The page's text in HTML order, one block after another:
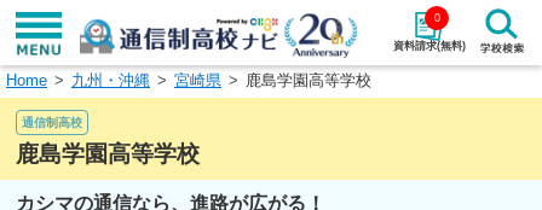
資料請求(無料)
0
学校名で探す
Home 九州・沖縄 宮崎県 鹿島学園高等学校
通信制高校
鹿島学園高等学校
カシマの通信なら、進路が広がる！